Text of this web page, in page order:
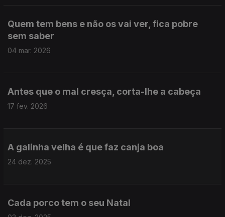
Quem tem bens e não os vai ver, fica pobre
sem saber
04 mar. 2026
Antes que o mal cresça, corta-lhe a cabeça
17 fev. 2026
A galinha velha é que faz canja boa
24 dez. 2025
Cada porco tem o seu Natal